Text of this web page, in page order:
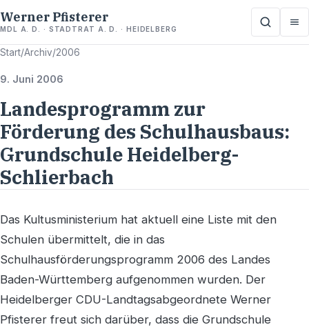
Werner Pfisterer
MDL A. D. · STADTRAT A. D. · HEIDELBERG
Start/Archiv/2006
9. Juni 2006
Landesprogramm zur
Förderung des Schulhausbaus:
Grundschule Heidelberg-
Schlierbach
Das Kultusministerium hat aktuell eine Liste mit den
Schulen übermittelt, die in das
Schulhausförderungsprogramm 2006 des Landes
Baden-Württemberg aufgenommen wurden. Der
Heidelberger CDU-Landtagsabgeordnete Werner
Pfisterer freut sich darüber, dass die Grundschule